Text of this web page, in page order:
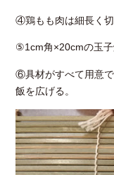
④鶏もも肉は細長く切
⑤1cm角×20cmの玉子
⑥具材がすべて用意
飯を広げる。